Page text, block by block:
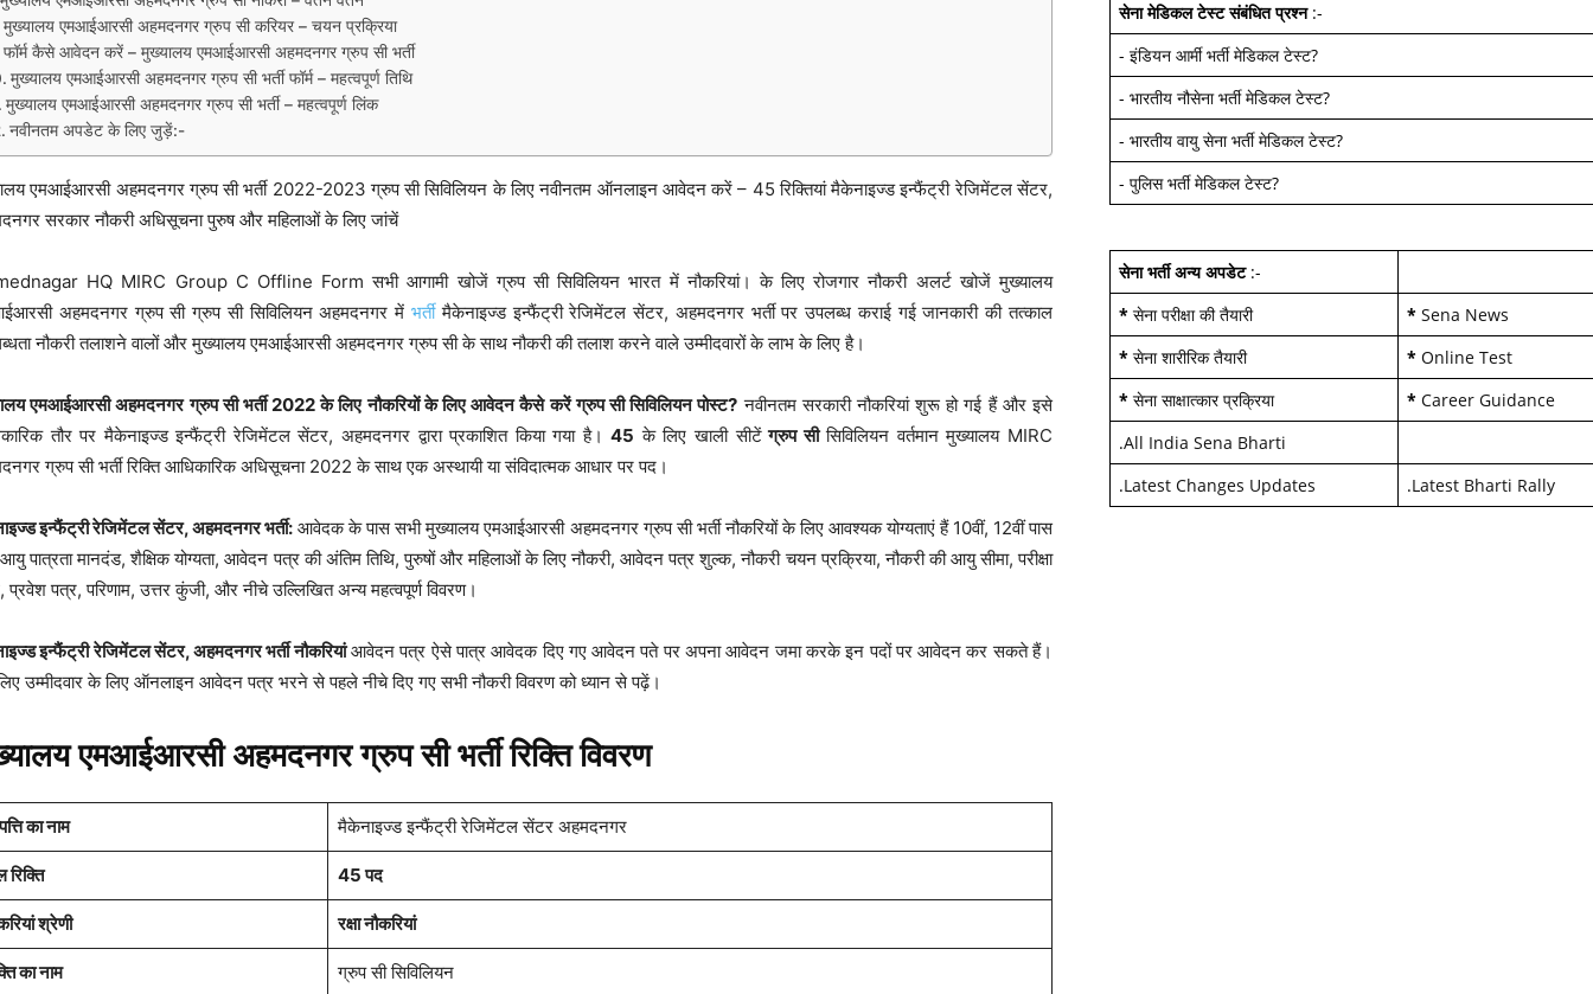
मुख्यालय एमआईआरसी अहमदनगर ग्रुप सी करियर – चयन प्रक्रिया
फॉर्म कैसे आवेदन करें – मुख्यालय एमआईआरसी अहमदनगर ग्रुप सी भर्ती
मुख्यालय एमआईआरसी अहमदनगर ग्रुप सी भर्ती फॉर्म – महत्वपूर्ण तिथि
मुख्यालय एमआईआरसी अहमदनगर ग्रुप सी भर्ती – महत्वपूर्ण लिंक
नवीनतम अपडेट के लिए जुड़ें:-
एमआईआरसी अहमदनगर ग्रुप सी भर्ती 2022-2023 ग्रुप सी सिविलियन के लिए नवीनतम ऑनलाइन आवेदन करें – 45 रिक्तियां मैकेनाइज्ड इन्फैंट्री रेजिमेंटल सेंटर,
सरकार नौकरी अधिसूचना पुरुष और महिलाओं के लिए जांचें
HQ MIRC Group C Offline Form सभी आगामी खोजें ग्रुप सी सिविलियन भारत में नौकरियां। के लिए रोजगार नौकरी अलर्ट खोजें मुख्यालय
अहमदनगर ग्रुप सी ग्रुप सी सिविलियन अहमदनगर में भर्तीमैकेनाइज्ड इन्फैंट्री रेजिमेंटल सेंटर, अहमदनगर भर्ती पर उपलब्ध कराई गई जानकारी की तत्काल
नौकरी तलाशने वालों और मुख्यालय एमआईआरसी अहमदनगर ग्रुप सी के साथ नौकरी की तलाश करने वाले उम्मीदवारों के लाभ के लिए है।
एमआईआरसी अहमदनगर ग्रुप सी भर्ती 2022 के लिए नौकरियों के लिए आवेदन कैसे करें ग्रुप सी सिविलियन पोस्ट? नवीनतम सरकारी नौकरियां शुरू हो गई हैं और इसे
तौर पर मैकेनाइज्ड इन्फैंट्री रेजिमेंटल सेंटर, अहमदनगर द्वारा प्रकाशित किया गया है।45 के लिए खाली सीटेंग्रुप सीसिविलियन वर्तमान मुख्यालय MIRC
ग्रुप सी भर्ती रिक्ति आधिकारिक अधिसूचना 2022 के साथ एक अस्थायी या संविदात्मक आधार पर पद।
इन्फैंट्री रेजिमेंटल सेंटर, अहमदनगर भर्ती: आवेदक के पास सभी मुख्यालय एमआईआरसी अहमदनगर ग्रुप सी भर्ती नौकरियों के लिए आवश्यक योग्यताएं हैं 10वीं, 12वीं पास
पात्रता मानदंड, शैक्षिक योग्यता, आवेदन पत्र की अंतिम तिथि, पुरुषों और महिलाओं के लिए नौकरी, आवेदन पत्र शुल्क, नौकरी चयन प्रक्रिया, नौकरी की आयु सीमा, परीक्षा
प्रवेश पत्र, परिणाम, उत्तर कुंजी, और नीचे उल्लिखित अन्य महत्वपूर्ण विवरण।
इन्फैंट्री रेजिमेंटल सेंटर, अहमदनगर भर्ती नौकरियांआवेदन पत्र ऐसे पात्र आवेदक दिए गए आवेदन पते पर अपना आवेदन जमा करके इन पदों पर आवेदन कर सकते हैं।
उम्मीदवार के लिए ऑनलाइन आवेदन पत्र भरने से पहले नीचे दिए गए सभी नौकरी विवरण को ध्यान से पढ़ें।
एमआईआरसी अहमदनगर ग्रुप सी भर्ती रिक्ति विवरण
का नाम मैकेनाइज्ड इन्फैंट्री रेजिमेंटल सेंटर अहमदनगर
45 पद
श्रेणी रक्षा नौकरियां
का नाम ग्रुप सी सिविलियन
सेना मेडिकल टेस्ट संबंधित प्रश्न:-
- इंडियन आर्मी भर्ती मेडिकल टेस्ट?
- भारतीय नौसेना भर्ती मेडिकल टेस्ट?
- भारतीय वायु सेना भर्ती मेडिकल टेस्ट?
- पुलिस भर्ती मेडिकल टेस्ट?
सेना भर्ती अन्य अपडेट:-
* सेना परीक्षा की तैयारी * Sena News
* सेना शारीरिक तैयारी * Online Test
* सेना साक्षात्कार प्रक्रिया * Career Guidance
.All India Sena Bharti
.Latest Changes Updates .Latest Bharti Rally